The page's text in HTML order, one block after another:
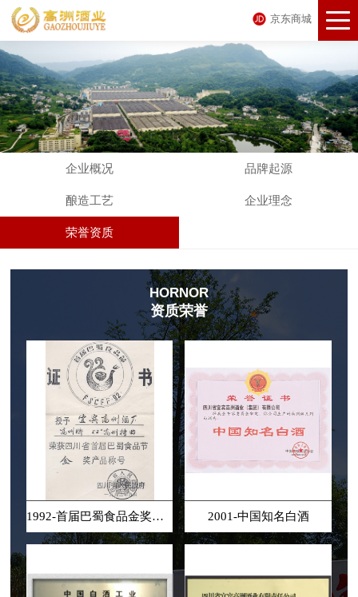
京东商城
企业概况 品牌起源
酿造工艺 企业理念
荣誉资质
HORNOR
资质荣誉
1992-首届巴蜀食品金奖高洲特曲 2001-中国知名白酒